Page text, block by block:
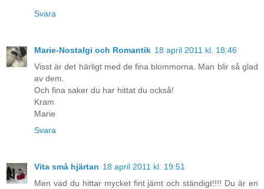
Svara
Marie-Nostalgi och Romantik 18 april 2011 kl. 18:46
Visst är det härligt med de fina blommorna. Man blir så glad
av dem.
Och fina saker du har hittat du också!
Kram
Marie
Svara
Vita små hjärtan 18 april 2011 kl. 19:51
Men vad du hittar mycket fint jämt och ständigt!!!! Du är en